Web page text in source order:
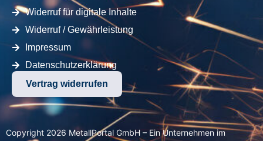
Widerruf für digitale Inhalte
Widerruf / Gewährleistung
Impressum
Datenschutzerklärung
Vertrag widerrufen
Copyright 2026 MetallPortal GmbH – Ein Unternehmen im